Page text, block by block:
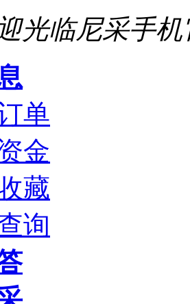
光临尼采手机
单
金
藏
询